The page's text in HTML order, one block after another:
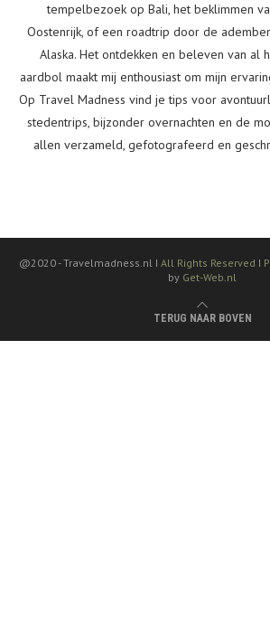
tempelbezoek op Bali, het beklimmen
Oostenrijk, of een roadtrip door de
Alaska. Het ontdekken en beleven van al
aardbol maakt mij enthousiast om mijn
Op Travel Madness vind je tips voor
stedentrips, bijzonder overnachten en de
allen verzameld, gefotografeerd en
@2020 -Travelmadness.nl I All Rights Reserved I
by Get-Web.nl
TERUG NAAR BOVEN